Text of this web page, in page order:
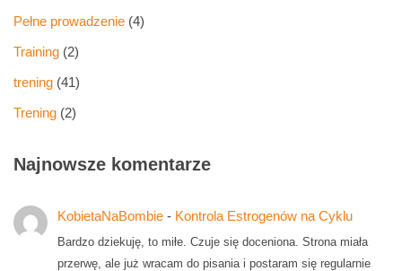
Pełne prowadzenie (4)
Training (2)
trening (41)
Trening (2)
Najnowsze komentarze
KobietaNaBombie- Kontrola Estrogenów na Cyklu
Bardzo dziekuję, to miłe. Czuje się doceniona. Strona miała
przerwę, ale już wracam do pisania i postaram się regularnie